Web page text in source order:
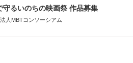
るいのちの映画祭 作品募集
人MBTコンソーシアム